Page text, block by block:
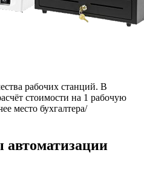
рабочих станций. В
стоимости на 1 рабочую
место бухгалтера/